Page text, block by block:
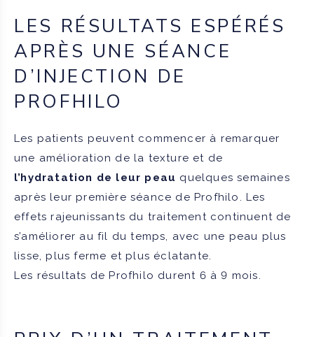
LES RÉSULTATS ESPÉRÉS
APRÈS UNE SÉANCE
D’INJECTION DE
PROFHILO
Les patients peuvent commencer à remarquer
une amélioration de la texture et de
l’hydratation de leur peau quelques semaines
après leur première séance de Profhilo. Les
effets rajeunissants du traitement continuent de
s’améliorer au fil du temps, avec une peau plus
lisse, plus ferme et plus éclatante.
Les résultats de Profhilo durent 6 à 9 mois.